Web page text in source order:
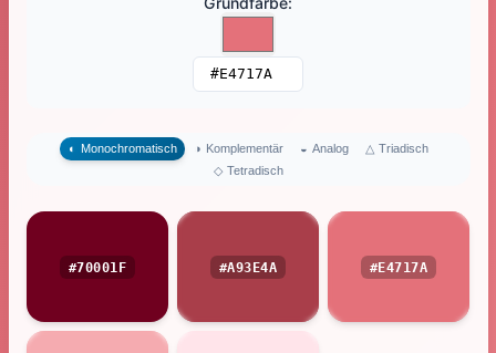
◐ Monochromatisch ◑ Komplementär ◒ Analog △ Triadisch
◇ Tetradisch
#70001F #A93E4A #E4717A